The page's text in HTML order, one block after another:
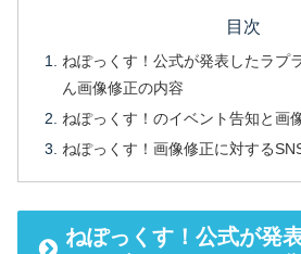
目次
ねぽっくす！公式が発表したラプ
ん画像修正の内容
ねぽっくす！のイベント告知と画
ねぽっくす！画像修正に対する
ねぽっくす！公式が発